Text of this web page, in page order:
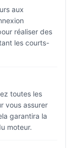
aux
réaliser des
les courts-
toutes les
vous assurer
garantira la
moteur.